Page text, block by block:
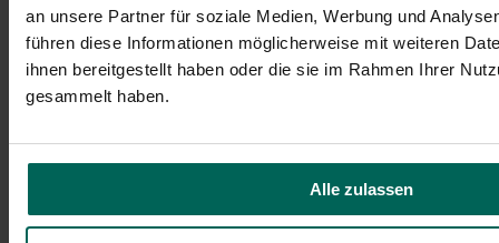
an unsere Partner für soziale Medien, Werbung und
führen diese Informationen möglicherweise mit weiteren
ihnen bereitgestellt haben oder die sie im Rahmen Ihrer
gesammelt haben.
Alle zulassen